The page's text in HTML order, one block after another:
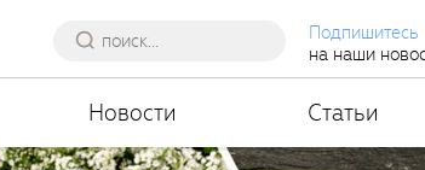
Подпишитесь
на наши
Новости Статьи